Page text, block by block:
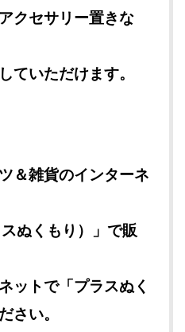
クセサリー置きな
ていただけます。
＆雑貨のインターネ
スぬくもり）」で販
ットで「プラスぬく
さい。